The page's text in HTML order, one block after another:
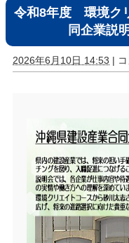
令和8年度 環境ク
同企業説
2026年6月10日 14:53 |